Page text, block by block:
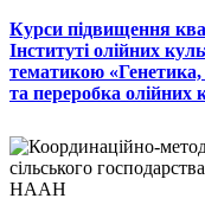
Курси підвищення
Інституті олійних
тематикою «Генетика,
та переробка олійних